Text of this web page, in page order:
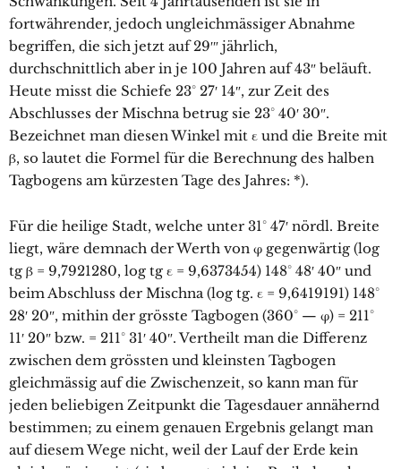
fortwährender, jedoch ungleichmässiger Abnahme
begriffen, die sich jetzt auf 29′″ jährlich,
durchschnittlich aber in je 100 Jahren auf 43″ beläuft.
Heute misst die Schiefe 23° 27′ 14″, zur Zeit des
Abschlusses der Mischna betrug sie 23° 40′ 30″.
Bezeichnet man diesen Winkel mit ε und die Breite mit
β, so lautet die Formel für die Berechnung des halben
Tagbogens am kürzesten Tage des Jahres: *).
Für die heilige Stadt, welche unter 31° 47′ nördl. Breite
liegt, wäre demnach der Werth von φ gegenwärtig (log
tg β = 9,7921280, log tg ε = 9,6373454) 148° 48′ 40″ und
beim Abschluss der Mischna (log tg. ε = 9,6419191) 148°
28′ 20″, mithin der grösste Tagbogen (360° — φ) = 211°
11′ 20″ bzw. = 211° 31′ 40″. Vertheilt man die Differenz
zwischen dem grössten und kleinsten Tagbogen
gleichmässig auf die Zwischenzeit, so kann man für
jeden beliebigen Zeitpunkt die Tagesdauer annähernd
bestimmen; zu einem genauen Ergebnis gelangt man
auf diesem Wege nicht, weil der Lauf der Erde kein